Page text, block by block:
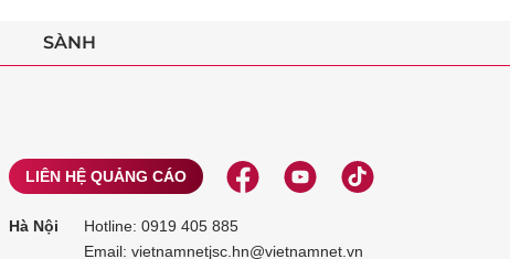
SÀNH
LIÊN HỆ QUẢNG CÁO
Hà Nội Hotline: 0919 405 885
Email: vietnamnetjsc.hn@vietnamnet.vn